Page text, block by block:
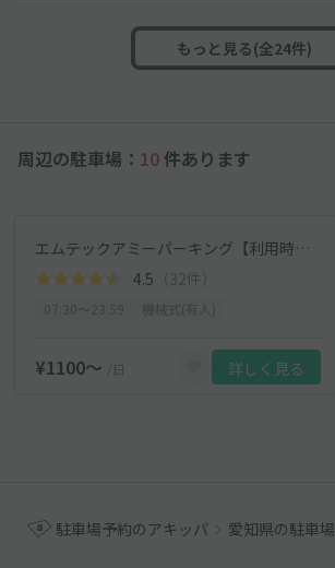
もっと見る(全24件)
周辺の駐車場： 10 件あります
エムテックアミーパーキング【利用時間: 7:30～23:59】【有人機械式】
4.5 （32件）
¥1100〜 /日 詳しく見る
駐車場予約のアキッパ 愛知県の駐車場